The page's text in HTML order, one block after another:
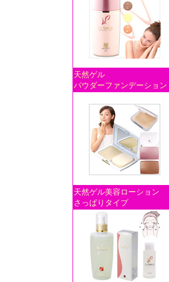
天然ゲル
パウダーファンデーション
天然ゲル美容ローション
さっぱりタイプ